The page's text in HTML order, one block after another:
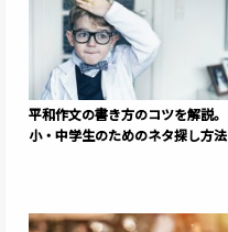
平和作文の書き方のコツを解説。
小・中学生のためのネタ探し方法